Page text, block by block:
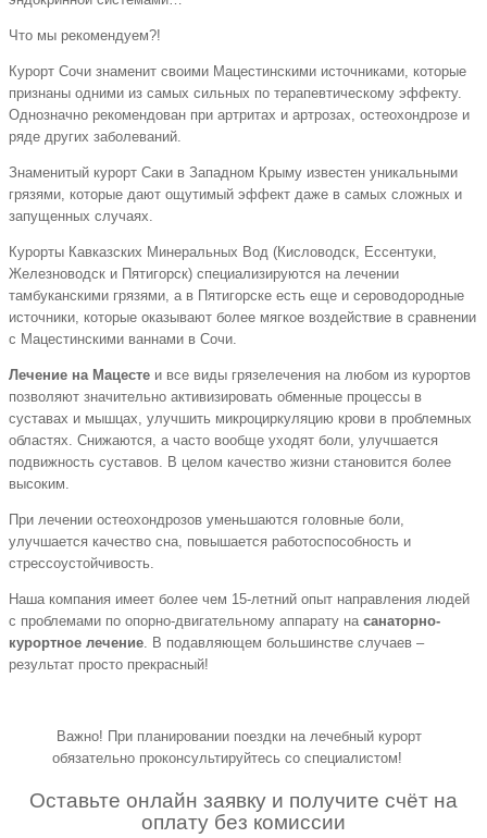
Что мы рекомендуем?!
Курорт Сочи знаменит своими Мацестинскими источниками, которые
признаны одними из самых сильных по терапевтическому эффекту.
Однозначно рекомендован при артритах и артрозах, остеохондрозе и
ряде других заболеваний.
Знаменитый курорт Саки в Западном Крыму известен уникальными
грязями, которые дают ощутимый эффект даже в самых сложных и
запущенных случаях.
Курорты Кавказских Минеральных Вод (Кисловодск, Ессентуки,
Железноводск и Пятигорск) специализируются на лечении
тамбуканскими грязями, а в Пятигорске есть еще и сероводородные
источники, которые оказывают более мягкое воздействие в сравнении
с Мацестинскими ваннами в Сочи.
Лечение на Мацесте и все виды грязелечения на любом из курортов
позволяют значительно активизировать обменные процессы в
суставах и мышцах, улучшить микроциркуляцию крови в проблемных
областях. Снижаются, а часто вообще уходят боли, улучшается
подвижность суставов. В целом качество жизни становится более
высоким.
При лечении остеохондрозов уменьшаются головные боли,
улучшается качество сна, повышается работоспособность и
стрессоустойчивость.
Наша компания имеет более чем 15-летний опыт направления людей
с проблемами по опорно-двигательному аппарату на санаторно-
курортное лечение. В подавляющем большинстве случаев –
результат просто прекрасный!
Важно! При планировании поездки на лечебный курорт
обязательно проконсультируйтесь со специалистом!
Оставьте онлайн заявку и получите счёт на
оплату без комиссии